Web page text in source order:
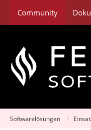
Community
Softwarelösungen